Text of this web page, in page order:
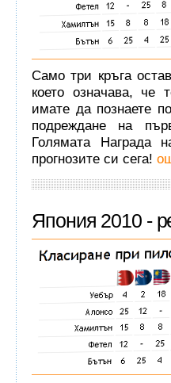
Само три кръга
което означава, че
имате да познаете
подреждане на
Голямата Награда
прогнозите си сега!
Япония 2010 -